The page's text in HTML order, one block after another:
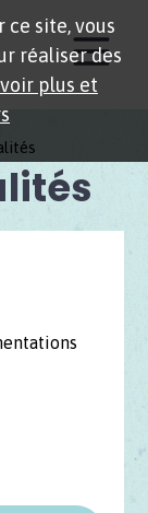
site, vous
réaliser des
plus et